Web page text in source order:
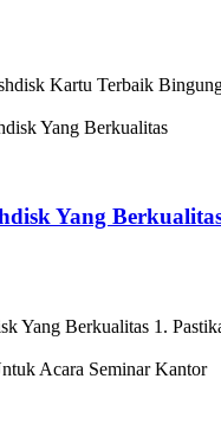
Kartu Terbaik
Yang
Yang Berkualitas 1.